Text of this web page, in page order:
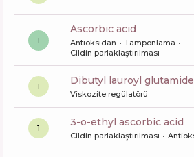
1
ascorbic acid
Antioksidan
Tamponlama
Cildin parlaklaştırılması
1 dibutyl lauroyl glutamide
Viskozite regülatörü
1 3-o-ethyl ascorbic acid
Cildin parlaklaştırılması